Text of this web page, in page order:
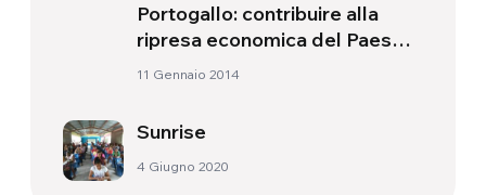
Portogallo: contribuire alla
ripresa economica del Paese
attraverso l’attenzione alla
11 Gennaio 2014
Sunrise
4 Giugno 2020